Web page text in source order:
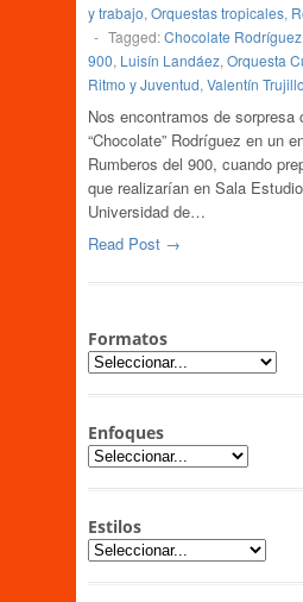
y trabajo, Orquestas tropicales,
- Tagged:Chocolate Rodríguez
900, Luisín Landáez, Orquesta
Ritmo y Juventud, Valentín Trujillo
Nos encontramos de sorpresa
“Chocolate” Rodríguez en un
Rumberos del 900, cuando
que realizarían en Sala
Universidad de…
Read Post →
Formatos
Enfoques
Estilos